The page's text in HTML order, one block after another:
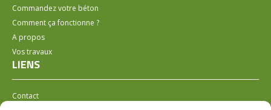
Commandez votre béton
Comment ça fonctionne ?
A propos
Vos travaux
LIENS
Contact